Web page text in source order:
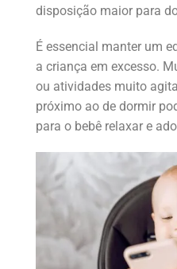
disposição maior para
É essencial manter um
a criança em excesso.
ou atividades muito
próximo ao de dormir
para o bebê relaxar e